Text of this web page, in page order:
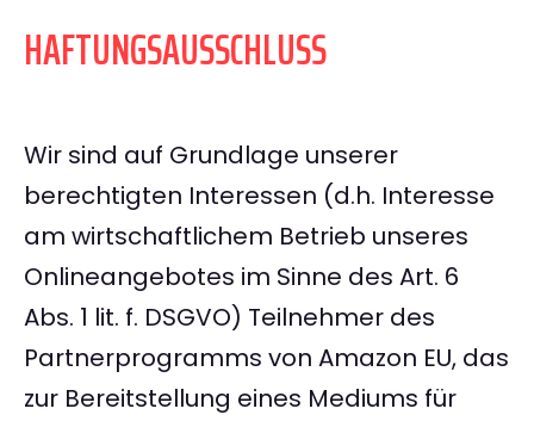
HAFTUNGSAUSSCHLUSS
Wir sind auf Grundlage unserer
berechtigten Interessen (d.h. Interesse
am wirtschaftlichem Betrieb unseres
Onlineangebotes im Sinne des Art. 6
Abs. 1 lit. f. DSGVO) Teilnehmer des
Partnerprogramms von Amazon EU, das
zur Bereitstellung eines Mediums für